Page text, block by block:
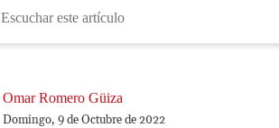
Escuchar este artículo
Omar Romero Güiza
Domingo, 9 de Octubre de 2022